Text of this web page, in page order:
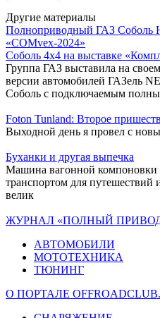
Другие материалы
Полноприводный ГАЗ Соболь
«COMvex-2024»
Соболь 4х4 на выставке
Группа ГАЗ выставила на
версии автомобилей ГАЗель
Соболь с подключаемым
Foton Tunland: Второе
Выходной день я провел с
Буханки и другая выпечка
Машина вагонной компоновки
транспортом для
велик
ЖУРНАЛ «ПОЛНЫЙ ПРИВОД
АВТОМОБИЛИ
МОТОТЕХНИКА
ТЮНИНГ
О ПОРТАЛЕ